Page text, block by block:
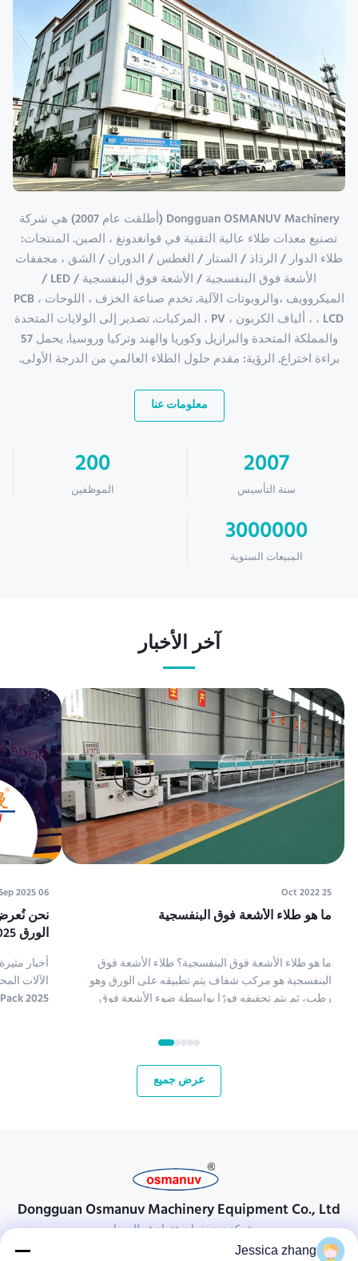
Dongguan OSMANUV Machinery (أطلقت عام 2007) هي شركة
تصنيع معدات طلاء عالية التقنية في قوانغدونغ ، الصين. المنتجات:
طلاء الدوار / الرذاذ / الستار / الغطس / الدوران / الشق ، مجففات
الأشعة فوق البنفسجية / الأشعة فوق البنفسجية / LED /
الميكروويف ،والروبوتات الآلية. تخدم صناعة الخزف ، اللوحات ، PCB
، LCD ، ألياف الكربون ، PV ، المركبات. تصدير إلى الولايات المتحدة
والمملكة المتحدة والبرازيل وكوريا والهند وتركيا وروسيا. يحمل 57
براءة اختراع. الرؤية: مقدم حلول الطلاء العالمي من الدرجة الأولى.
معلومات عنا
2007
سنة التأسيس
200
الموظفين
3000000
المبيعات السنوية
آخر الأخبار
25 Oct 2022
ما هو طلاء الأشعة فوق البنفسجية
ما هو طلاء الأشعة فوق البنفسجية؟ طلاء الأشعة فوق
البنفسجية هو مركب شفاف يتم تطبيقه على الورق وهو
رطب، ثم يتم تجفيفه فورًا بواسطة ضوء الأشعة فوق
الأشعة فوق البنفسجية). تُستخدم عدة أنواع من المركبات
لطلاء الورق؛ تشمل كيماويات طلاء الأشعة فوق البنفسج...
06 Sep 2025
نحن
الورق ME، Tissue ME&Print Pack 2 2025
أخبار
الآلات
عرض جميع
Dongguan Osmanuv Machinery Equipment Co., Ltd
شركة دونغغغوان عثمانوف للمعدات
Jessica zhang